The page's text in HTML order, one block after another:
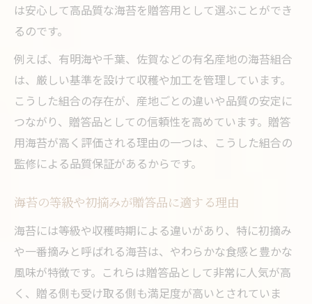
は安心して高品質な海苔を贈答用として選ぶことができ
るのです。
例えば、有明海や千葉、佐賀などの有名産地の海苔組合
は、厳しい基準を設けて収穫や加工を管理しています。
こうした組合の存在が、産地ごとの違いや品質の安定に
つながり、贈答品としての信頼性を高めています。贈答
用海苔が高く評価される理由の一つは、こうした組合の
監修による品質保証があるからです。
海苔の等級や初摘みが贈答品に適する理由
海苔には等級や収穫時期による違いがあり、特に初摘み
や一番摘みと呼ばれる海苔は、やわらかな食感と豊かな
風味が特徴です。これらは贈答品として非常に人気が高
く、贈る側も受け取る側も満足度が高いとされていま